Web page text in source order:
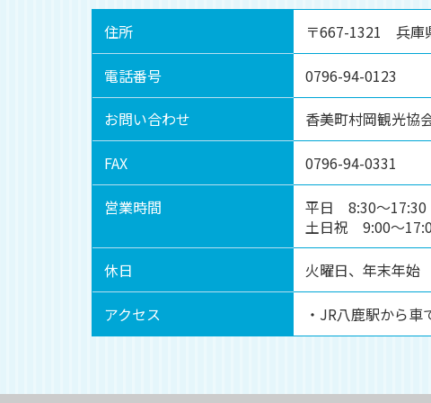
住所 〒667-1321 兵庫
電話番号 0796-94-0123
お問い合わせ 香美町村岡観光協
FAX 0796-94-0331
営業時間
平日 8:30～17:30
土日祝 9:00～
休日 火曜日、年末年始
アクセス ・JR八鹿駅から車